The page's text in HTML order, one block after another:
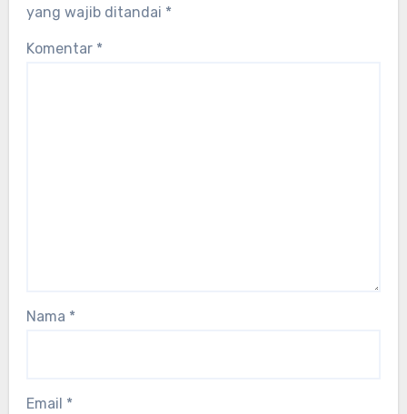
yang wajib ditandai *
Komentar *
Nama *
Email *